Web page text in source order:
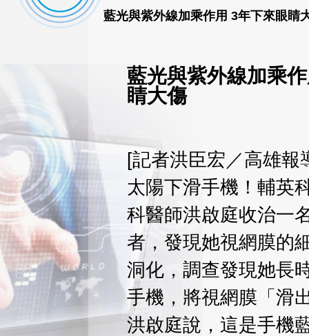
藍光與紫外線加乘作用 3年下來眼睛
藍光與紫外線加乘
睛大傷
[記者洪臣宏／高雄報
太陽下滑手機！輔英
科醫師洪啟庭收治一
者，發現她視網膜的
洞化，調查發現她長
手機，將視網膜「滑
洪啟庭說，這是手機